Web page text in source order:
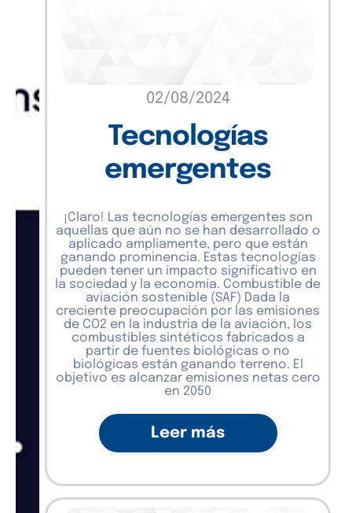
02/08/2024
Tecnologías
emergentes
¡Claro! Las tecnologías emergentes son
aquellas que aún no se han desarrollado o
aplicado ampliamente, pero que están
ganando prominencia. Estas tecnologías
pueden tener un impacto significativo en
la sociedad y la economía. Combustible de
aviación sostenible (SAF) Dada la
creciente preocupación por las emisiones
de CO2 en la industria de la aviación, los
combustibles sintéticos fabricados a
partir de fuentes biológicas o no
biológicas están ganando terreno. El
objetivo es alcanzar emisiones netas cero
en 2050
Leer más